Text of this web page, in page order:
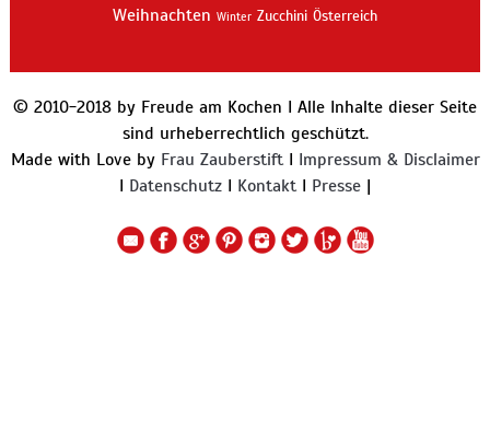
Weihnachten Winter Zucchini Österreich
© 2010-2018 by Freude am Kochen I Alle Inhalte dieser Seite
sind urheberrechtlich geschützt.
Made with Love by Frau ZauberstiftI Impressum & Disclaimer
I Datenschutz I KontaktI Presse |